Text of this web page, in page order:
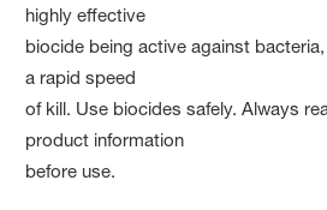
highly effective
biocide being active against
a rapid speed
of kill. Use biocides safely. Always
product information
before use.